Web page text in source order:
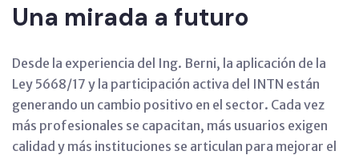
Una mirada a futuro
Desde la experiencia del Ing. Berni, la aplicación de la
Ley 5668/17 y la participación activa del INTN están
generando un cambio positivo en el sector. Cada vez
más profesionales se capacitan, más usuarios exigen
calidad y más instituciones se articulan para mejorar el